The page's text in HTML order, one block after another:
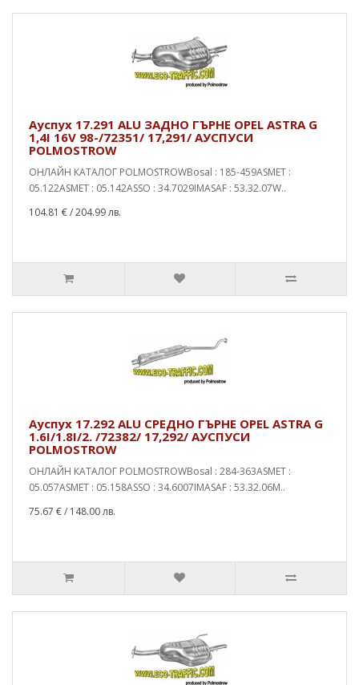
Ауспух 17.291 ALU ЗАДНО ГЪРНЕ OPEL ASTRA G
1,4I 16V 98-/72351/ 17,291/ АУСПУСИ
POLMOSTROW
ОНЛАЙН КАТАЛОГ POLMOSTROWBosal : 185-459ASMET :
05.122ASMET : 05.142ASSO : 34.7029IMASAF : 53.32.07W..
104.81 €/ 204.99 лв.
Ауспух 17.292 ALU СРЕДНО ГЪРНЕ OPEL ASTRA G
1.6I/1.8I/2. /72382/ 17,292/ АУСПУСИ
POLMOSTROW
ОНЛАЙН КАТАЛОГ POLMOSTROWBosal : 284-363ASMET :
05.057ASMET : 05.158ASSO : 34.6007IMASAF : 53.32.06M..
75.67 €/ 148.00 лв.